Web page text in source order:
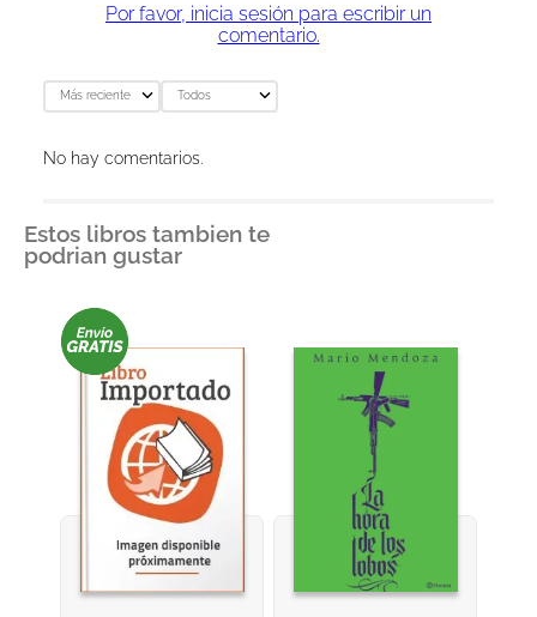
Por favor, inicia sesión para escribir un
comentario.
Más reciente Todos
No hay comentarios.
Estos libros tambien te
podrian gustar